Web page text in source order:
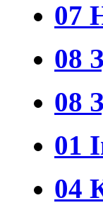
07
08
08
01
04